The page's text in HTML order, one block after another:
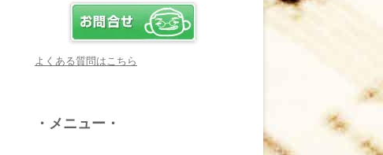
詳しく見る・・・
電子オルガンプレーヤ
ともっともっと音楽大好
よくある質問はこちら
・メニュー・